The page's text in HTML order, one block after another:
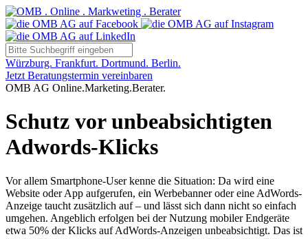
Würzburg. Frankfurt. Dortmund. Berlin.
Jetzt Beratungstermin vereinbaren
OMB AG Online.Marketing.Berater.
Schutz vor unbeabsichtigten
Adwords-Klicks
Vor allem Smartphone-User kenne die Situation: Da wird eine
Website oder App aufgerufen, ein Werbebanner oder eine AdWords-
Anzeige taucht zusätzlich auf – und lässt sich dann nicht so einfach
umgehen. Angeblich erfolgen bei der Nutzung mobiler Endgeräte
etwa 50% der Klicks auf AdWords-Anzeigen unbeabsichtigt. Das ist